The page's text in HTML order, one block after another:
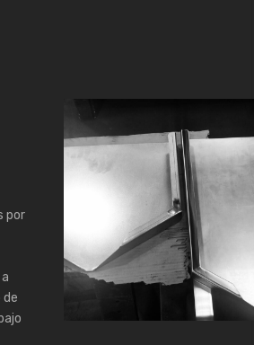
por
de